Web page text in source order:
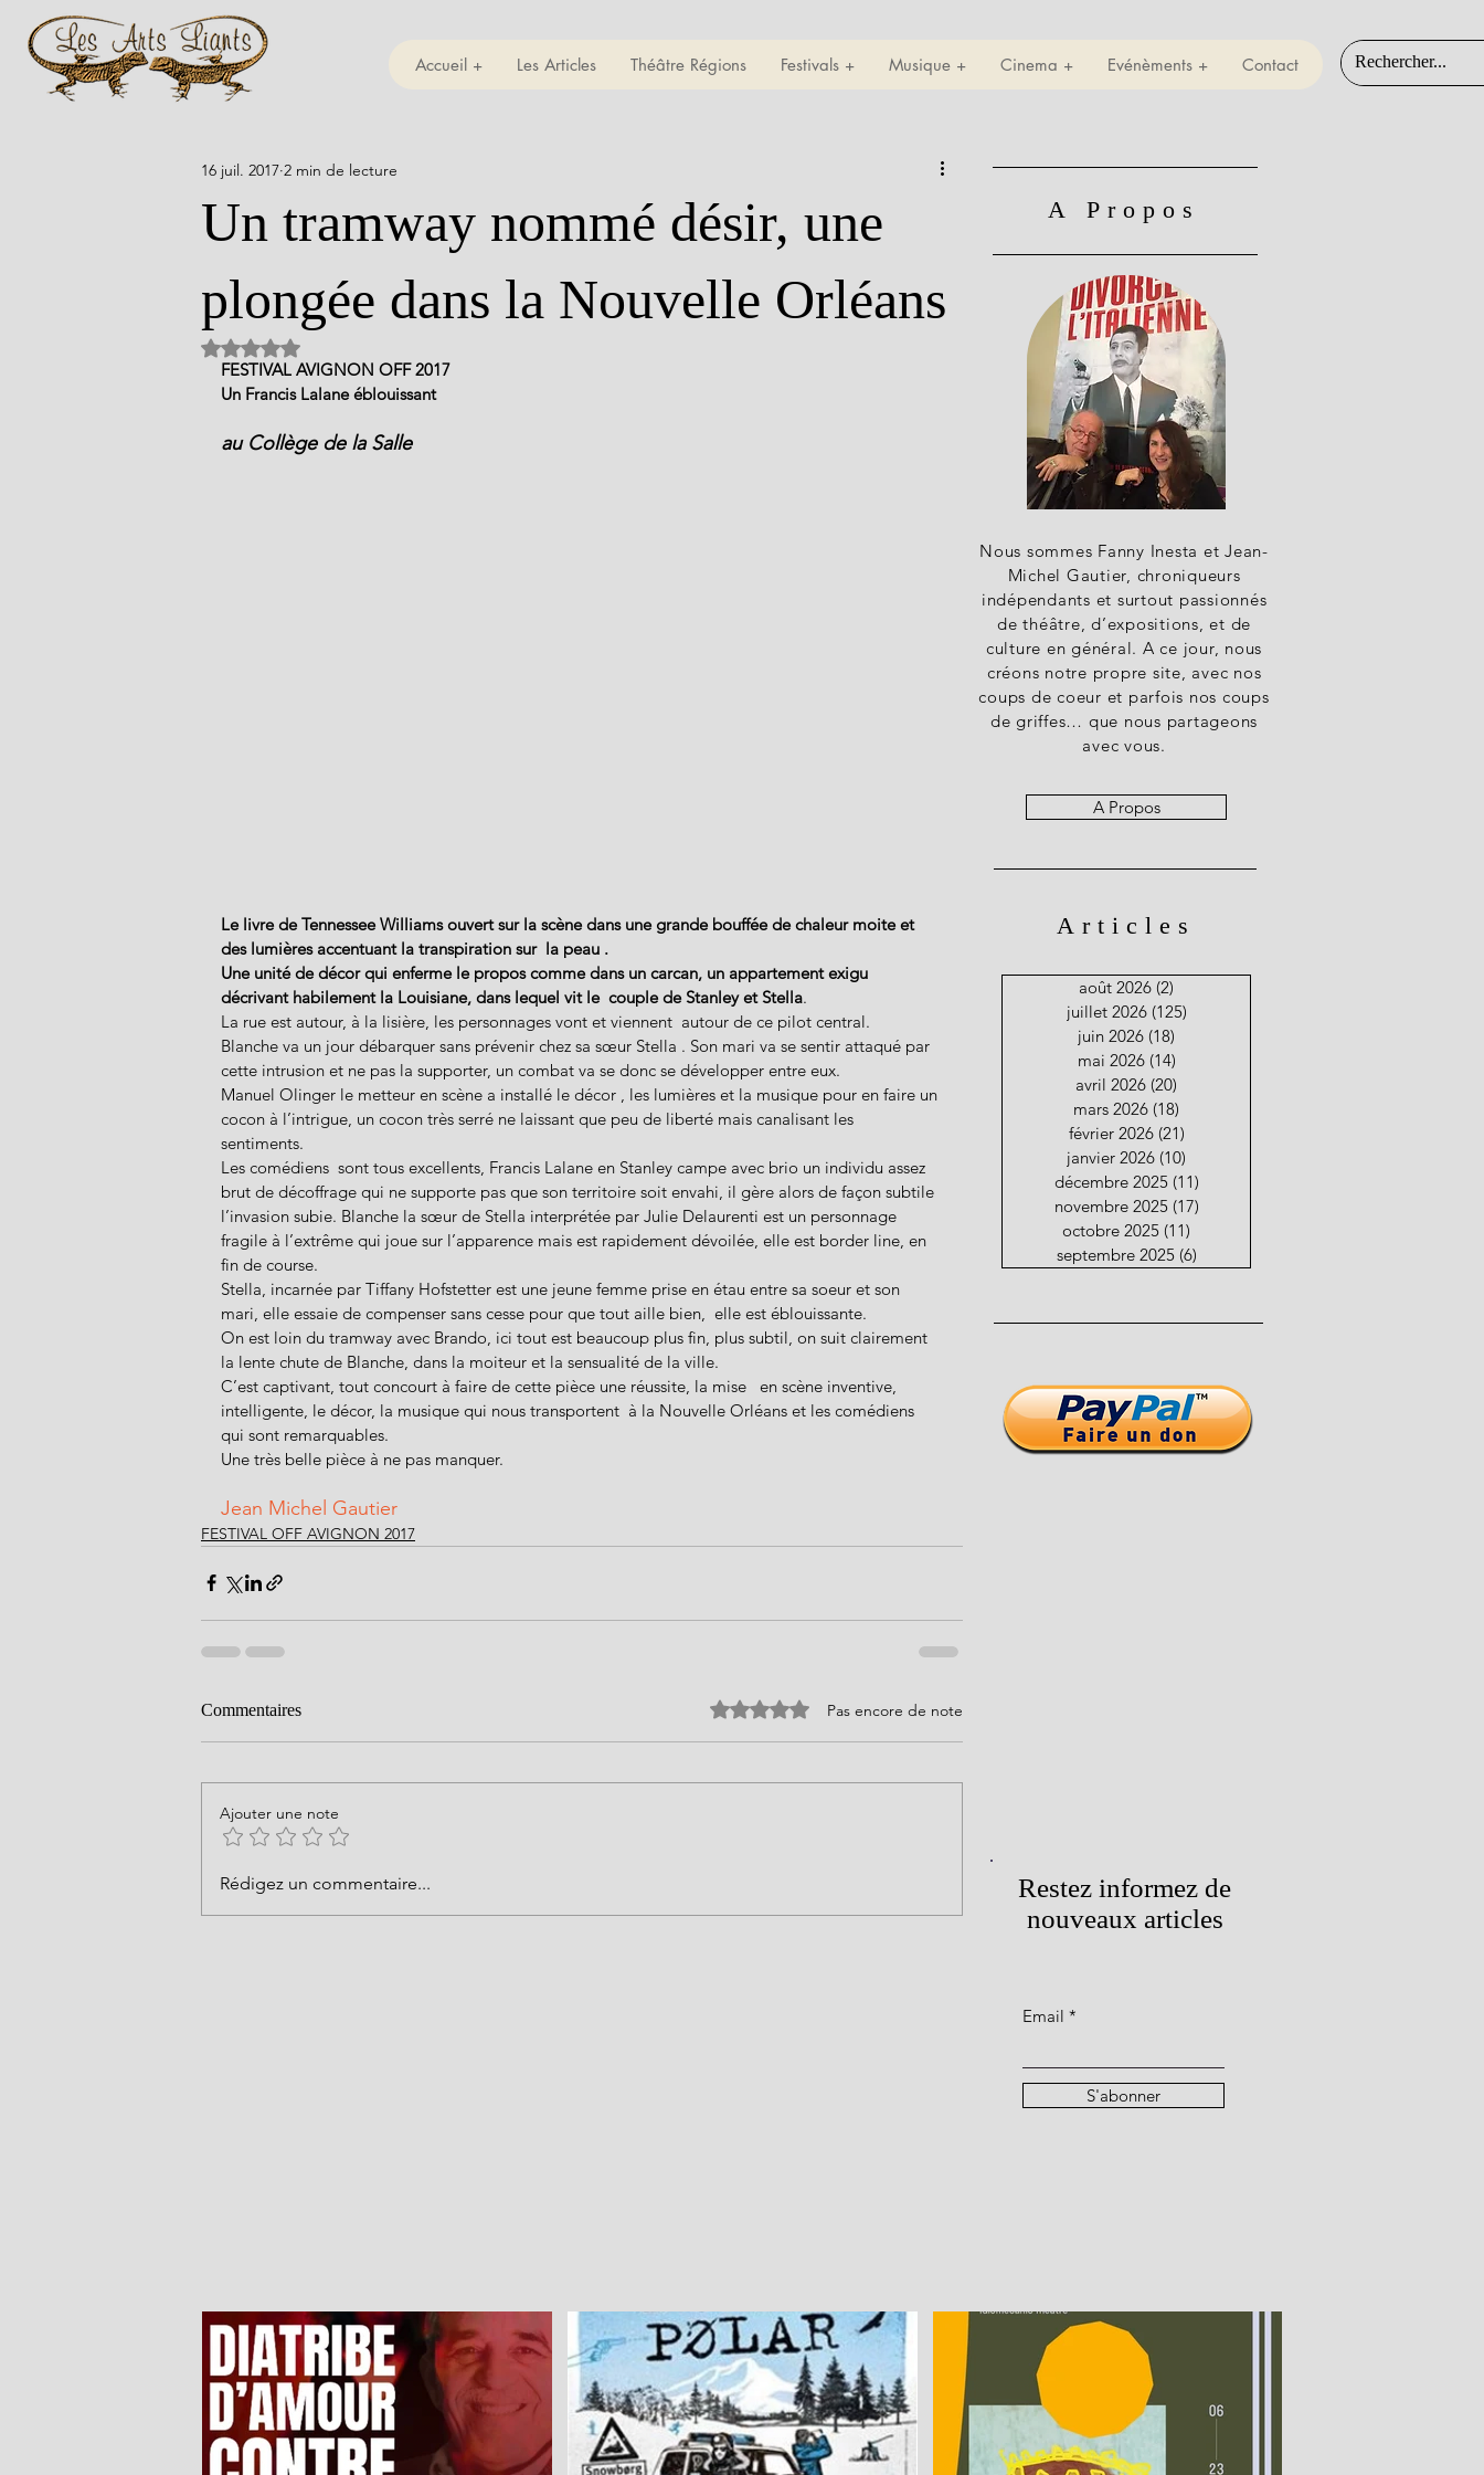
Accueil + Les Articles Théâtre Régions Festivals + Musique + Cinema + Evénèments + Contact
Un tramway nommé désir, une
plongée dans la Nouvelle Orléans
16 juil. 2017 2 min de lecture
Noté NaN étoiles sur 5.
FESTIVAL AVIGNON OFF 2017
Un Francis Lalane éblouissant
au Collège de la Salle
Le livre de Tennessee Williams ouvert sur la scène dans une grande bouffée de chaleur moite et
des lumières accentuant la transpiration sur  la peau .
Une unité de décor qui enferme le propos comme dans un carcan, un appartement exigu
décrivant habilement la Louisiane, dans lequel vit le  couple de Stanley et Stella.
La rue est autour, à la lisière, les personnages vont et viennent  autour de ce pilot central.
Blanche va un jour débarquer sans prévenir chez sa sœur Stella . Son mari va se sentir attaqué par
cette intrusion et ne pas la supporter, un combat va se donc se développer entre eux.
Manuel Olinger le metteur en scène a installé le décor , les lumières et la musique pour en faire un
cocon à l’intrigue, un cocon très serré ne laissant que peu de liberté mais canalisant les
sentiments.
Les comédiens  sont tous excellents, Francis Lalane en Stanley campe avec brio un individu assez
brut de décoffrage qui ne supporte pas que son territoire soit envahi, il gère alors de façon subtile
l’invasion subie. Blanche la sœur de Stella interprétée par Julie Delaurenti est un personnage
fragile à l’extrême qui joue sur l’apparence mais est rapidement dévoilée, elle est border line, en
fin de course.
Stella, incarnée par Tiffany Hofstetter est une jeune femme prise en étau entre sa soeur et son
mari, elle essaie de compenser sans cesse pour que tout aille bien,  elle est éblouissante.
On est loin du tramway avec Brando, ici tout est beaucoup plus fin, plus subtil, on suit clairement
la lente chute de Blanche, dans la moiteur et la sensualité de la ville.
C’est captivant, tout concourt à faire de cette pièce une réussite, la mise   en scène inventive,
intelligente, le décor, la musique qui nous transportent  à la Nouvelle Orléans et les comédiens
qui sont remarquables.
Une très belle pièce à ne pas manquer.
Jean Michel Gautier
FESTIVAL OFF AVIGNON 2017
Commentaires Noté 0 étoile sur 5.Pas encore de note
Ajouter une note
Rédigez un commentaire...
A Propos
Nous sommes Fanny Inesta et Jean-
Michel Gautier, chroniqueurs
indépendants et surtout passionnés
de théâtre, d’expositions, et de
culture en général. A ce jour, nous
créons notre propre site, avec nos
coups de coeur et parfois nos coups
de griffes… que nous partageons
avec vous.
A Propos
Articles
août 2026 (2)
juillet 2026 (125)
juin 2026 (18)
mai 2026 (14)
avril 2026 (20)
mars 2026 (18)
février 2026 (21)
janvier 2026 (10)
décembre 2025 (11)
novembre 2025 (17)
octobre 2025 (11)
septembre 2025 (6)
Restez informez de
nouveaux articles
Email
S'abonner